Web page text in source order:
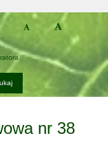
nr 38